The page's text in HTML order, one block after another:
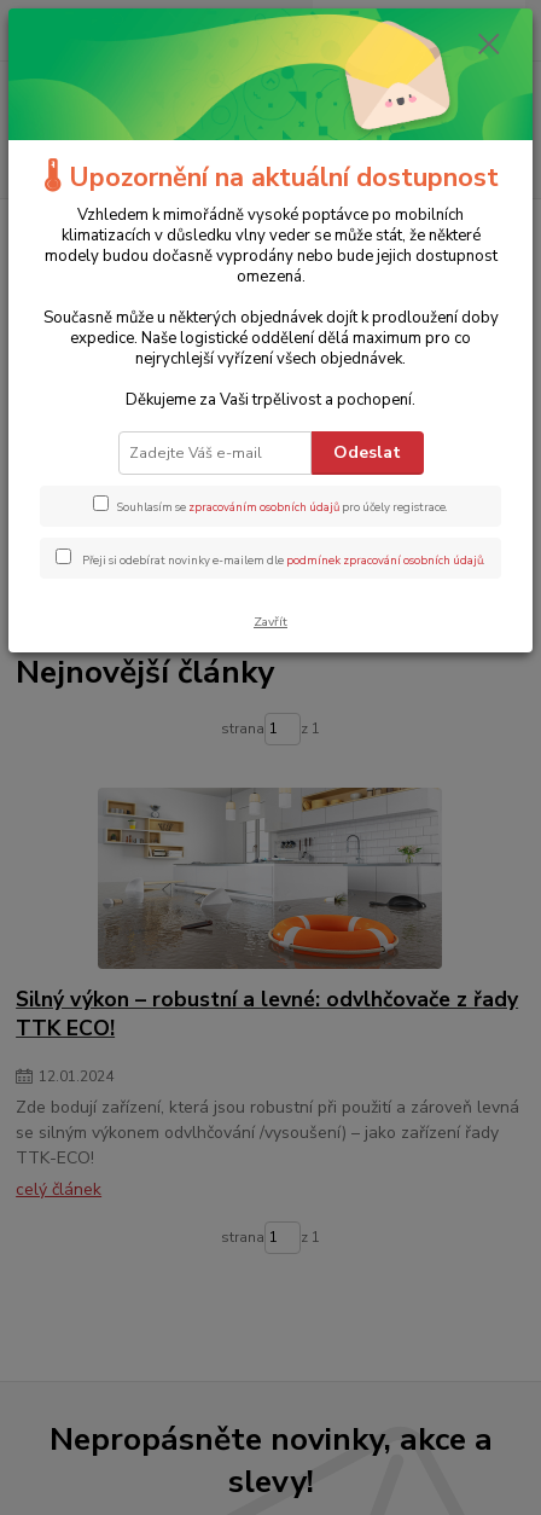
(Po-Ne, 8-20 hod.)
ks
0 Kč
Kategorie blogu
Štítky blogu
Pokosová pila Na kov s355cps
odvlhčovač
eco topidlo naftové výkon plynové
Blog
Blog
Nejnovější články
strana z 1
Silný výkon – robustní a levné: odvlhčovače z řady
TTK ECO!
12.01.2024
Zde bodují zařízení, která jsou robustní při použití a zároveň levná
se silným výkonem odvlhčování /vysoušení) – jako zařízení řady
TTK-ECO!
celý článek
strana z 1
Nepropásněte novinky, akce a
slevy!
🌡️ Upozornění na aktuální dostupnost
Vzhledem k mimořádně vysoké poptávce po mobilních
klimatizacích v důsledku vlny veder se může stát, že některé
modely budou dočasně vyprodány nebo bude jejich dostupnost
omezená.
Současně může u některých objednávek dojít k prodloužení doby
expedice. Naše logistické oddělení dělá maximum pro co
nejrychlejší vyřízení všech objednávek.
Děkujeme za Vaši trpělivost a pochopení.
Odeslat
Souhlasím se zpracováním osobních údajů pro účely registrace.
Přeji si odebírat novinky e-mailem dle podmínek zpracování osobních údajů
Zavřít